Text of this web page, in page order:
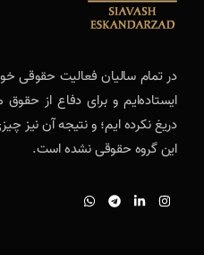
در تمام سالیان فعالیت حقوقی
ایستاده‌ایم و برای دفاع از
دریغ نکرده ایم؛ و نتیجه آن نیز
این گروه حقوقی نشده است.